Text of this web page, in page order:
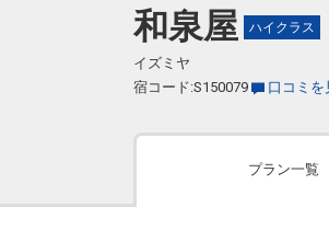
和泉屋 ハイクラス
イズミヤ
宿コード:S150079
口コミを
プラン一覧